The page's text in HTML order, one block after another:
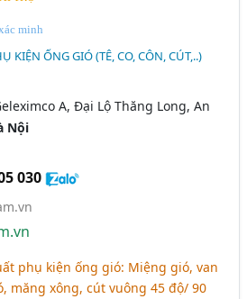
minh
KIỆN ỐNG GIÓ (TÊ, CO, CÔN, CÚT,..)
A, Đại Lộ Thăng Long, An
Nội
030
phụ kiện ống gió: Miệng gió, van
măng xông, cút vuông 45 độ/ 90